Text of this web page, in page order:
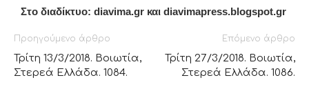
Στο διαδίκτυο: diavima.gr και diavimapress.blogspot.gr
Προηγούμενο άρθρο
Τρίτη 13/3/2018. Βοιωτία,
Στερεά Ελλάδα. 1084.
Επόμενο άρθρο
Τρίτη 27/3/2018. Βοιωτία,
Στερεά Ελλάδα. 1086.